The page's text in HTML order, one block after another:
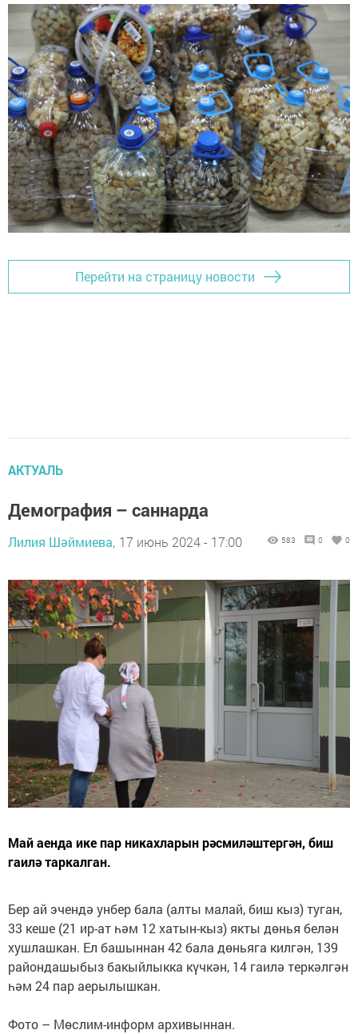
Перейти на страницу новости
АКТУАЛЬ
Демография – саннарда
Лилия Шәймиева, 17 июнь 2024 - 17:00 583 0 0
Май аенда ике пар никахларын рәсмиләштергән, биш
гаилә таркалган.
Бер ай эчендә унбер бала (алты малай, биш кыз) туган,
33 кеше (21 ир-ат һәм 12 хатын-кыз) якты дөнья белән
хушлашкан. Ел башыннан 42 бала дөньяга килгән, 139
райондашыбыз бакыйлыкка күчкән, 14 гаилә теркәлгән
һәм 24 пар аерылышкан.
Фото – Мөслим-информ архивыннан.